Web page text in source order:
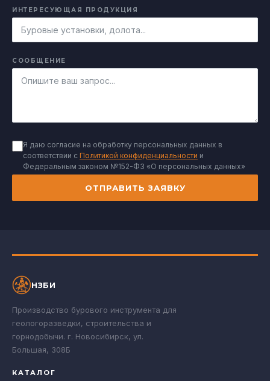
ИНТЕРЕСУЮЩАЯ ПРОДУКЦИЯ
СООБЩЕНИЕ
Я даю согласие на обработку персональных данных в
соответствии с Политикой конфиденциальности и
Федеральным законом №152-ФЗ «О персональных данных»
ОТПРАВИТЬ ЗАЯВКУ
НЗБИ
Производство бурового инструмента для
геологоразведки, строительства и
горнодобычи. г. Новосибирск, ул.
Большая, 308Б
КАТАЛОГ